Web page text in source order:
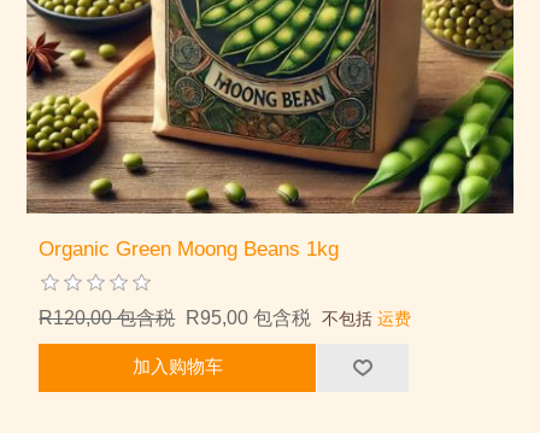
Organic Green Moong Beans 1kg
R120,00 包含税 R95,00 包含税 不包括运费
加入购物车